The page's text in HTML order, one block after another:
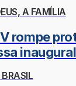
A FAMÍLIA
rompe
inaugural